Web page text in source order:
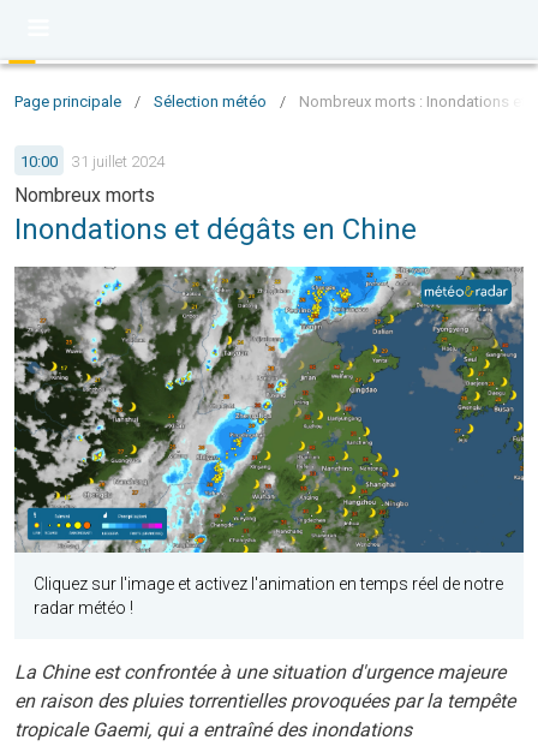
Page principale / Sélection météo / Nombreux morts : Inondations et
10:00 31 juillet 2024
Nombreux morts
Inondations et dégâts en Chine
Cliquez sur l'image et activez l'animation en temps réel de notre
radar météo !
La Chine est confrontée à une situation d'urgence majeure
en raison des pluies torrentielles provoquées par la tempête
tropicale Gaemi, qui a entraîné des inondations